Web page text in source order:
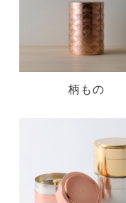
柄もの